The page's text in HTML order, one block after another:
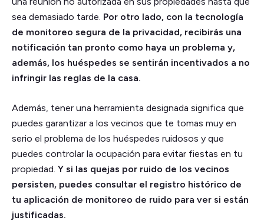
sea demasiado tarde. Por otro lado, con la tecnología
de monitoreo segura de la privacidad, recibirás una
notificación tan pronto como haya un problema y,
además, los huéspedes se sentirán incentivados a no
infringir las reglas de la casa.
Además, tener una herramienta designada significa que
puedes garantizar a los vecinos que te tomas muy en
serio el problema de los huéspedes ruidosos y que
puedes controlar la ocupación para evitar fiestas en tu
propiedad. Y si las quejas por ruido de los vecinos
persisten, puedes consultar el registro histórico de
tu aplicación de monitoreo de ruido para ver si están
justificadas.